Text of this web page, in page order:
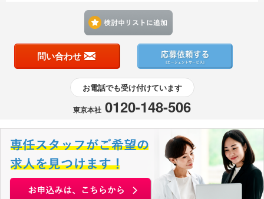
問い合わせ
お電話でも受け付けています
東京本社 0120-148-506